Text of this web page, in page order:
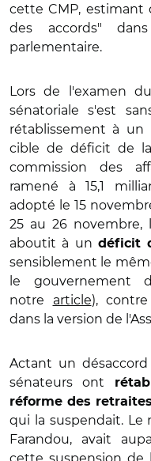
cette CMP, estimant
des accords"
parlementaire.
Lors de l'examen
sénatoriale s'est
rétablissement à un
cible de déficit de
commission des
ramené à 15,1
adopté le 15
25 au 26 novembre,
aboutit à un déficit
sensiblement le
le gouvernement
notre article),
dans la version de
Actant un
sénateurs ont
réforme des retraites
qui la suspendait. Le
Farandou, avait
cette suspension de